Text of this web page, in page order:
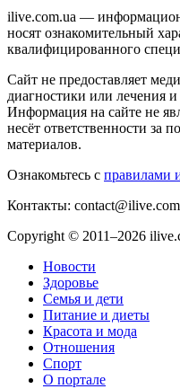
ilive.com.ua —
носят ознакомительный
квалифицированного
Сайт не предоставляет
диагностики или лечения
Информация на сайте не
несёт ответственности за
материалов.
Ознакомьтесь с правилами
Контакты:
Copyright © 2011–2026
Новости
Здоровье
Семья и дети
Питание и диеты
Красота и мода
Отношения
Спорт
О портале